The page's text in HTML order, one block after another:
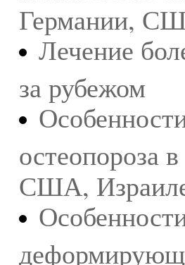
Германии,
Лечение
за рубежом
остеопороза
США,